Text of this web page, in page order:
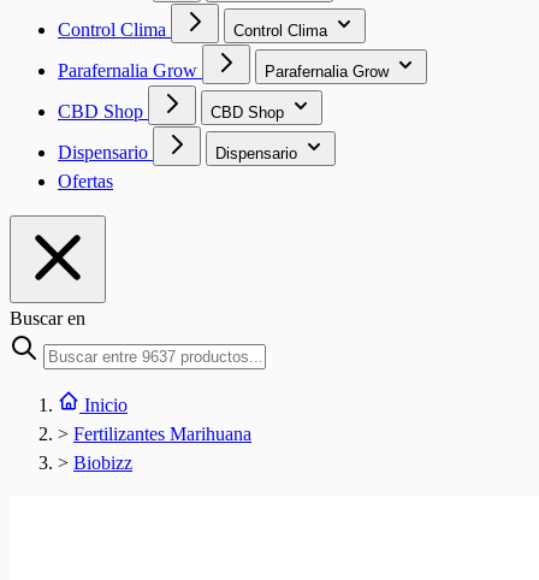
Control Clima Control Clima
Parafernalia Grow Parafernalia Grow
CBD Shop CBD Shop
Dispensario Dispensario
Ofertas
Buscar en
Inicio
> Fertilizantes Marihuana
> Biobizz